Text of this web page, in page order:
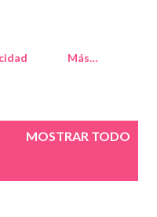
Más…
MOSTRAR TODO